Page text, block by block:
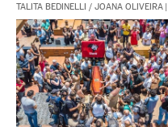
TALITA BEDINELLI / JOANA OLIVEIRA |